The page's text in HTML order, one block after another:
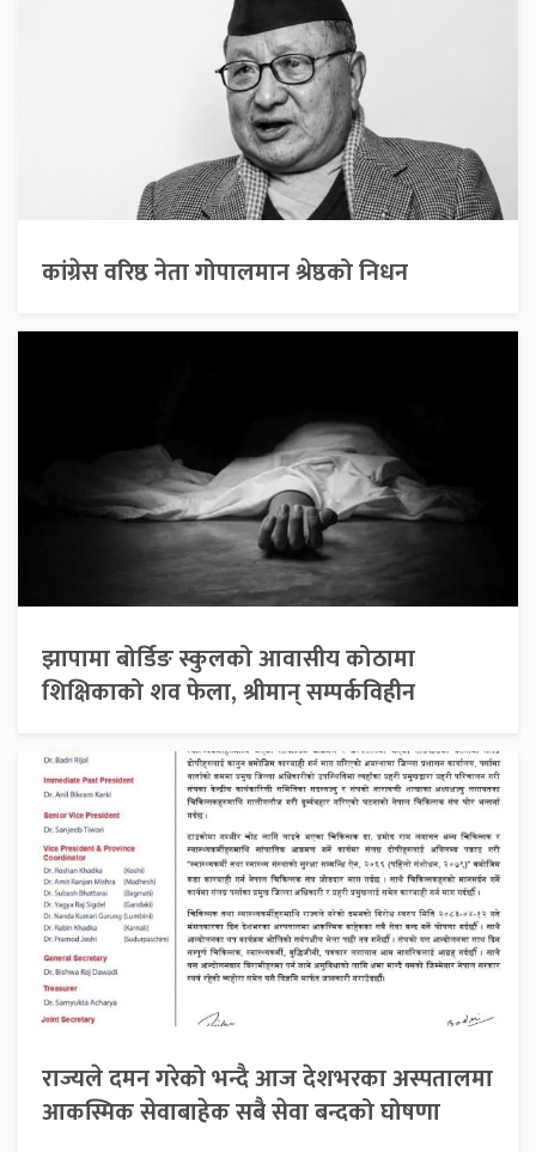
कांग्रेस वरिष्ठ नेता गोपालमान श्रेष्ठको निधन
झापामा बोर्डिङ स्कुलको आवासीय कोठामा
शिक्षिकाको शव फेला, श्रीमान् सम्पर्कविहीन
राज्यले दमन गरेको भन्दै आज देशभरका अस्पतालमा
आकस्मिक सेवाबाहेक सबै सेवा बन्दको घोषणा